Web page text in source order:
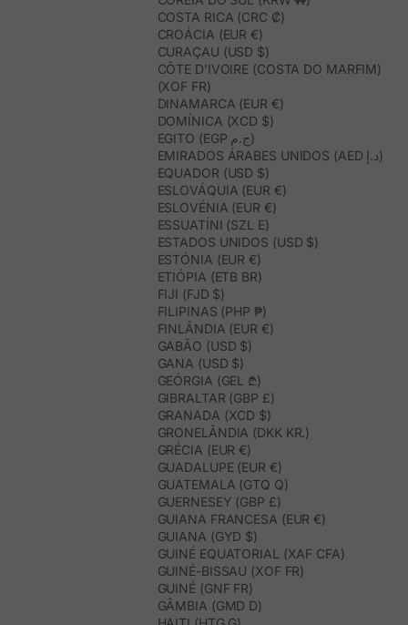
COSTA RICA (CRC ₡)
CROÁCIA (EUR €)
CURAÇAU (USD $)
CÔTE D’IVOIRE (COSTA DO MARFIM)
(XOF FR)
DINAMARCA (EUR €)
DOMÍNICA (XCD $)
EGITO (EGP ج.م)
EMIRADOS ÁRABES UNIDOS (AED د.إ)
EQUADOR (USD $)
ESLOVÁQUIA (EUR €)
ESLOVÉNIA (EUR €)
ESSUATÍNI (SZL E)
ESTADOS UNIDOS (USD $)
ESTÓNIA (EUR €)
ETIÓPIA (ETB BR)
FIJI (FJD $)
FILIPINAS (PHP ₱)
FINLÂNDIA (EUR €)
GABÃO (USD $)
GANA (USD $)
GEÓRGIA (GEL ₾)
GIBRALTAR (GBP £)
GRANADA (XCD $)
GRONELÂNDIA (DKK KR.)
GRÉCIA (EUR €)
GUADALUPE (EUR €)
GUATEMALA (GTQ Q)
GUERNESEY (GBP £)
GUIANA FRANCESA (EUR €)
GUIANA (GYD $)
GUINÉ EQUATORIAL (XAF CFA)
GUINÉ-BISSAU (XOF FR)
GUINÉ (GNF FR)
GÂMBIA (GMD D)